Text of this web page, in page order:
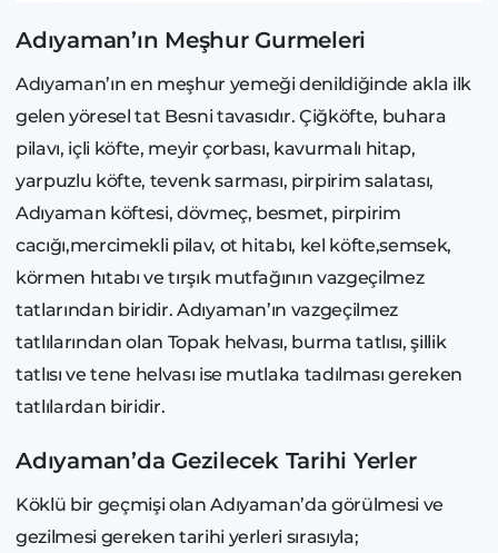
Adıyaman’ın Meşhur Gurmeleri
Adıyaman’ın en meşhur yemeği denildiğinde akla ilk
gelen yöresel tat Besni tavasıdır. Çiğköfte, buhara
pilavı, içli köfte, meyir çorbası, kavurmalı hitap,
yarpuzlu köfte, tevenk sarması, pirpirim salatası,
Adıyaman köftesi, dövmeç, besmet, pirpirim
cacığı,mercimekli pilav, ot hitabı, kel köfte,semsek,
körmen hıtabı ve tırşık mutfağının vazgeçilmez
tatlarından biridir. Adıyaman’ın vazgeçilmez
tatlılarından olan Topak helvası, burma tatlısı, şillik
tatlısı ve tene helvası ise mutlaka tadılması gereken
tatlılardan biridir.
Adıyaman’da Gezilecek Tarihi Yerler
Köklü bir geçmişi olan Adıyaman’da görülmesi ve
gezilmesi gereken tarihi yerleri sırasıyla;